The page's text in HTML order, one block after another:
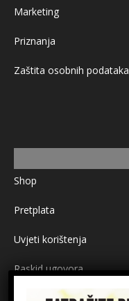
Marketing
Priznanja
Zaštita osobnih podataka
Shop
Pretplata
Uvjeti korištenja
Raskid ugovora
Načini plaćanja